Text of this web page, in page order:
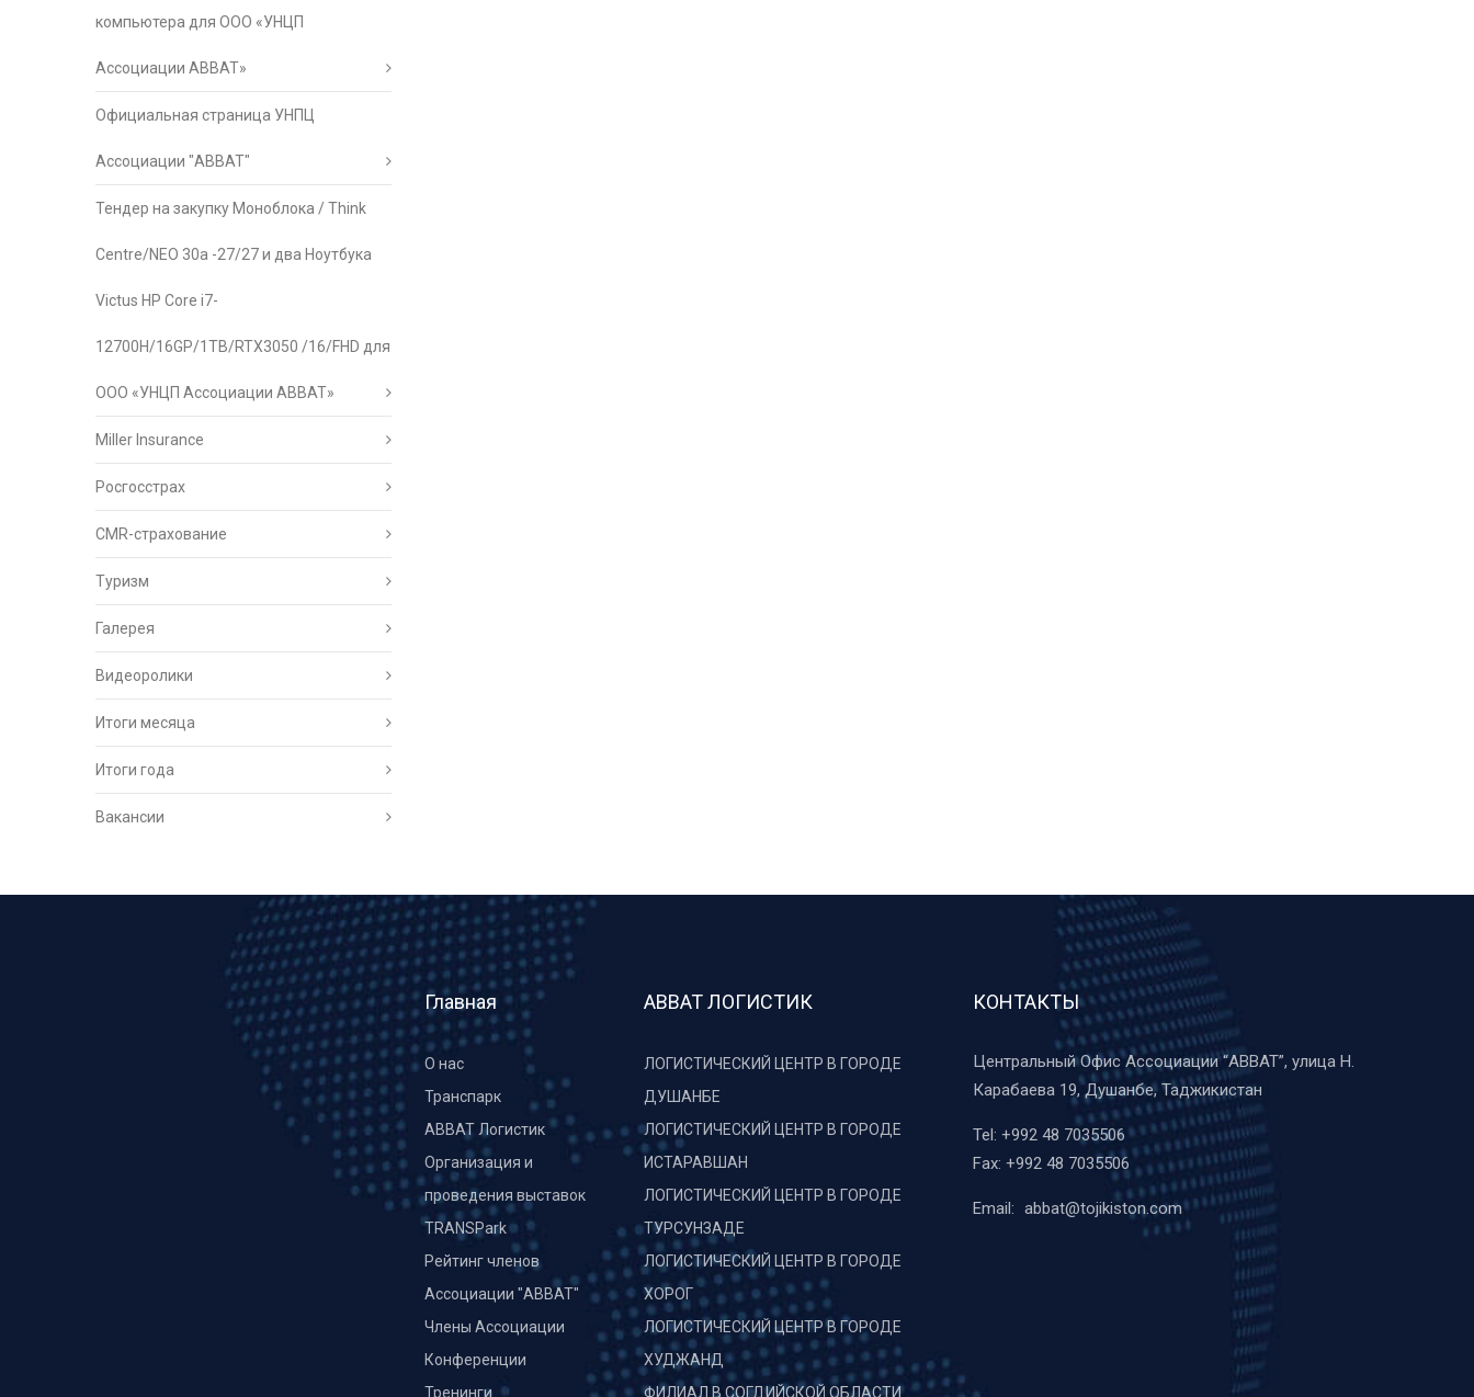
компьютера для ООО «УНЦП
Ассоциации АВВАТ»
Официальная страница УНПЦ
Ассоциации "АВВАТ"
Тендер на закупку Моноблока / Think
Centre/NEO 30a -27/27 и два Ноутбука
Victus HP Core i7-
12700H/16GP/1TB/RTX3050 /16/FHD для
ООО «УНЦП Ассоциации АВВАТ»
Miller Insurance
Росгосстрах
CMR-страхование
Туризм
Галерея
Видеоролики
Итоги месяца
Итоги года
Вакансии
Главная
О нас
Транспарк
ABBAT Логистик
Организация и
проведения выставок
TRANSPark
Рейтинг членов
Ассоциации "АВВАТ"
Члены Ассоциации
Конференции
Тренинги
АВВАТ ЛОГИСТИК
ЛОГИСТИЧЕСКИЙ ЦЕНТР В ГОРОДЕ
ДУШАНБЕ
ЛОГИСТИЧЕСКИЙ ЦЕНТР В ГОРОДЕ
ИСТАРАВШАН
ЛОГИСТИЧЕСКИЙ ЦЕНТР В ГОРОДЕ
ТУРСУНЗАДЕ
ЛОГИСТИЧЕСКИЙ ЦЕНТР В ГОРОДЕ
ХОРОГ
ЛОГИСТИЧЕСКИЙ ЦЕНТР В ГОРОДЕ
ХУДЖАНД
ФИЛИАЛ В СОГДИЙСКОЙ ОБЛАСТИ
КОНТАКТЫ
Центральный Офис Ассоциации “ABBAT”, улица Н.
Карабаева 19, Душанбе, Таджикистан
Tel: +992 48 7035506
Fax: +992 48 7035506
Email: abbat@tojikiston.com